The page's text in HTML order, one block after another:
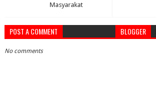
Masyarakat
POST A COMMENT BLOGGER
No comments